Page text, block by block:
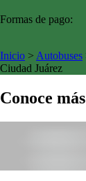
Formas de pago:
Inicio > Autobuses
Ciudad Juárez
Conoce